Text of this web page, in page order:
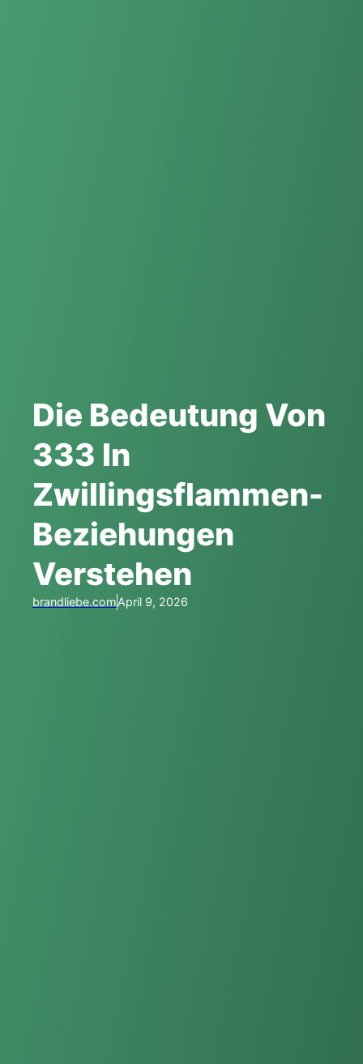
Die Bedeutung Von
333 In
Zwillingsflammen-
Beziehungen
Verstehen
brandliebe.comApril 9, 2026